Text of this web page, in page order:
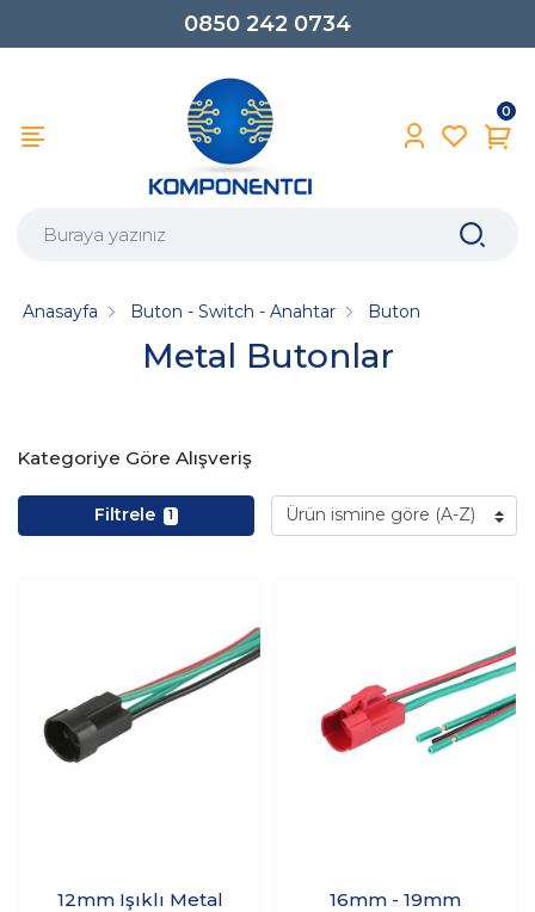
0850 242 0734
0
Metal Butonlar
Anasayfa Buton - Switch - Anahtar Buton
Kategoriye Göre Alışveriş
Filtrele 1
12mm Işıklı Metal
16mm - 19mm